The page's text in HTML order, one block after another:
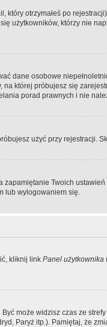
otrzymałeś po
użytkowników, którzy nie
dane osobowe
której próbujesz się
porad prawnych i nie
użyć przy rejestracji.
Twoich
lub wylogowaniem się.
kliknij link Panel użytkownika
może widzisz czas ze
Paryż itp.). Pamiętaj, że